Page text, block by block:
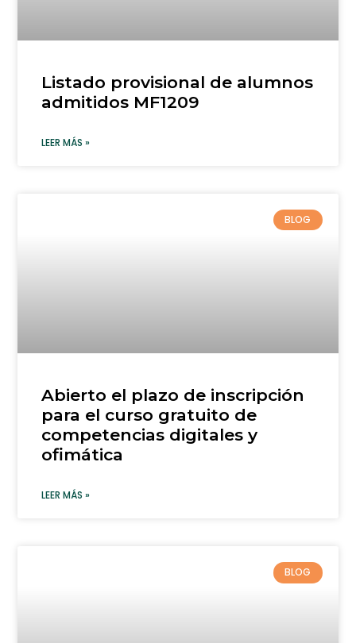
Listado provisional de alumnos
admitidos MF1209
LEER MÁS »
BLOG
Abierto el plazo de inscripción
para el curso gratuito de
competencias digitales y
ofimática
LEER MÁS »
BLOG